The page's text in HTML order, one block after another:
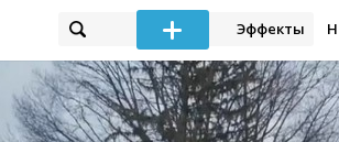
Эффекты